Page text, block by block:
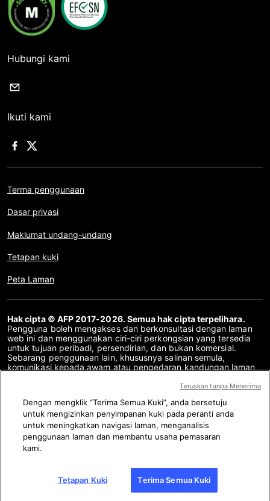
Hubungi kami
Ikuti kami
Terma penggunaan
Dasar privasi
Maklumat undang-undang
Tetapan kuki
Peta Laman
Hak cipta © AFP 2017-2026. Semua hak cipta terpelihara.
Pengguna boleh mengakses dan berkonsultasi dengan laman
web ini dan menggunakan ciri-ciri perkongsian yang tersedia
untuk tujuan peribadi, persendirian, dan bukan komersial.
Sebarang penggunaan lain, khususnya salinan semula,
komunikasi kepada awam atau pengedaran kandungan laman
sebarang tujuan lain dan/atau dengan cara lain, tanpa
adalah dilarang sama sekali. Perkara yang digambarkan atau
disertakan melalui pautan dalam kandungan Semakan Fakta
disediakan sebanyak yang diperlukan untuk pemahaman yang
betul mengenai pengesahan maklumat yang berkenaan. AFP
belum memperoleh sebarang hak dari para pengarang atau
pemilik hak cipta kandungan pihak ketiga ini dan tidak akan
Dengan mengklik “Terima Semua Kuki”, anda bersetuju
untuk mengizinkan penyimpanan kuki pada peranti anda
untuk meningkatkan navigasi laman, menganalisis
penggunaan laman dan membantu usaha pemasaran
kami.
Tetapan Kuki Terima Semua Kuki
Teruskan tanpa Menerima